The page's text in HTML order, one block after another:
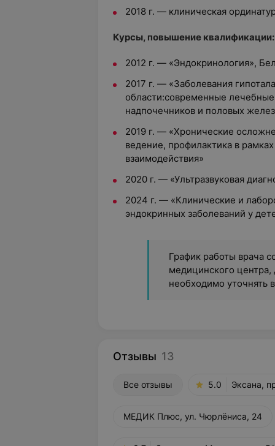
2018 г. — клиническая
Курсы, повышение квалификации:
2012 г. — «Эндокринология»,
2017 г. — «Заболевания
области:современные
надпочечников и половых
2019 г. — «Хронические
ведение, профилактика в
взаимодействия»
2020 г. — «Ультразвуковая
2024 г. — «Клинические и
эндокринных заболеваний у
График работы врача
медицинского центра,
необходимо уточнять
Отзывы 13
Все отзывы 5.0 Эксана,
МЕДИК Плюс, ул. Чюрлёниса, 24